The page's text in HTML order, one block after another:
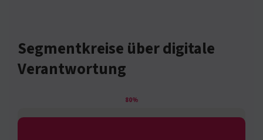
Segmentkreise über digitale
Verantwortung
80%